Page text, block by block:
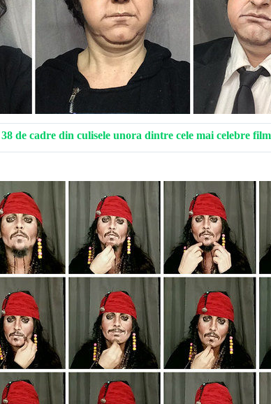
38 de cadre din culisele unora dintre cele mai celebre